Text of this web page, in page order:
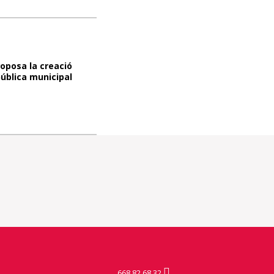
la creació
municipal